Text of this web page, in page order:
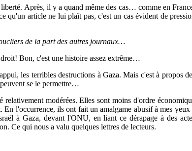
Après, il y a quand même des cas… comme en
qu'un article ne lui plaît pas, c'est un cas évident de
de la part des autres journaux…
Bon, c'est une histoire assez extrême…
les terribles destructions à Gaza. Mais c'est à propos
se le permettre…
relativement modérées. Elles sont moins d'ordre
l'occurrence, ils ont fait un amalgame abusif à mes yeux
à Gaza, devant l'ONU, en liant ce dérapage à des
Ce qui nous a valu quelques lettres de lecteurs.